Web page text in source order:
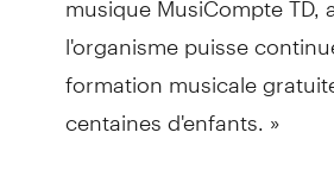
l'organisme puisse
formation musicale
centaines d'enfants. »